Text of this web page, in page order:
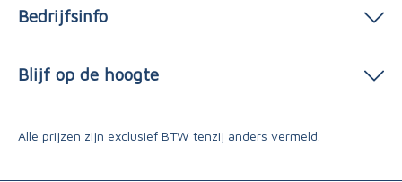
Bedrijfsinfo
Blijf op de hoogte
Alle prijzen zijn exclusief BTW tenzij anders vermeld.